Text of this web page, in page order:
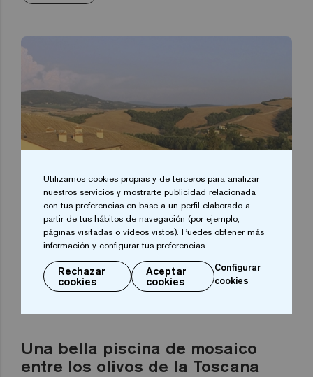
Una bella piscina de mosaico
entre los olivos de la Toscana
Utilizamos cookies propias y de terceros para analizar
nuestros servicios y mostrarte publicidad relacionada
con tus preferencias en base a un perfil elaborado a
partir de tus hábitos de navegación (por ejemplo,
páginas visitadas o vídeos vistos). Puedes obtener más
información y configurar tus preferencias.
Rechazar
cookies
Aceptar
cookies
Configurar
cookies